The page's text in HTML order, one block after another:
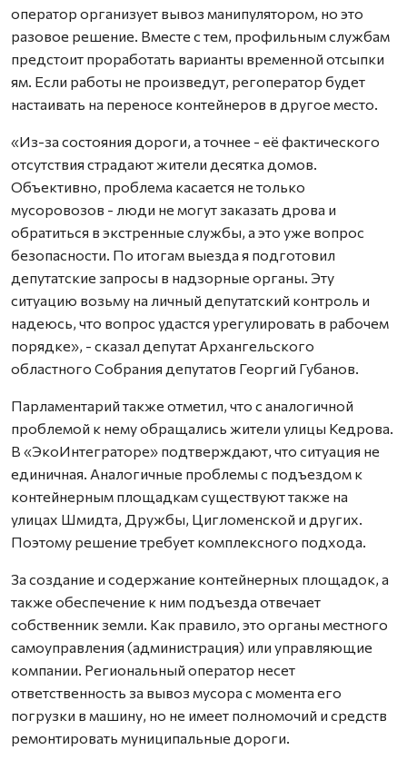
оператор организует вывоз манипулятором, но это
разовое решение. Вместе с тем, профильным службам
предстоит проработать варианты временной отсыпки
ям. Если работы не произведут, регоператор будет
настаивать на переносе контейнеров в другое место.
«Из-за состояния дороги, а точнее - её фактического
отсутствия страдают жители десятка домов.
Объективно, проблема касается не только
мусоровозов - люди не могут заказать дрова и
обратиться в экстренные службы, а это уже вопрос
безопасности. По итогам выезда я подготовил
депутатские запросы в надзорные органы. Эту
ситуацию возьму на личный депутатский контроль и
надеюсь, что вопрос удастся урегулировать в рабочем
порядке», - сказал депутат Архангельского
областного Собрания депутатов Георгий Губанов.
Парламентарий также отметил, что с аналогичной
проблемой к нему обращались жители улицы Кедрова.
В «ЭкоИнтеграторе» подтверждают, что ситуация не
единичная. Аналогичные проблемы с подъездом к
контейнерным площадкам существуют также на
улицах Шмидта, Дружбы, Цигломенской и других.
Поэтому решение требует комплексного подхода.
За создание и содержание контейнерных площадок, а
также обеспечение к ним подъезда отвечает
собственник земли. Как правило, это органы местного
самоуправления (администрация) или управляющие
компании. Региональный оператор несет
ответственность за вывоз мусора с момента его
погрузки в машину, но не имеет полномочий и средств
ремонтировать муниципальные дороги.